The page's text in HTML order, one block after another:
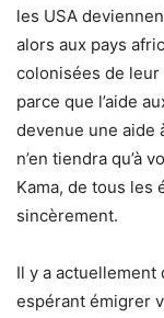
les USA
alors aux pays
colonisées de leur
parce que l’aide
devenue une aide
n’en tiendra qu’à
Kama, de tous les
sincèrement.
Il y a
espérant émigrer